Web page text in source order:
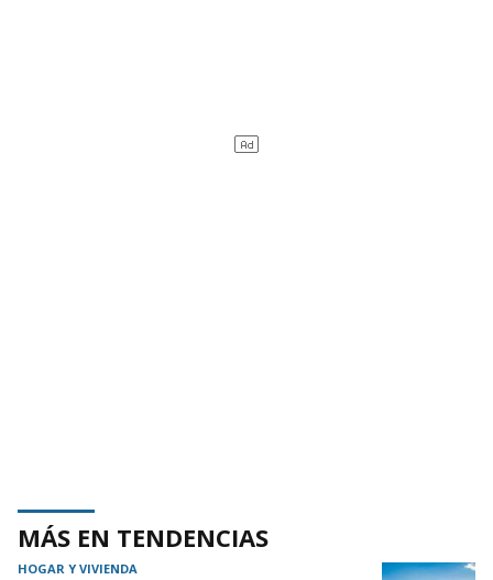
MÁS EN TENDENCIAS
HOGAR Y VIVIENDA